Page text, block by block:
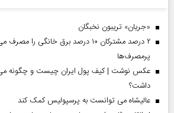
«جریان» تریبون نخبگان
۲ درصد مشترکان ۱۰ درصد برق خانگی
پرمصرف‌ها
عکس نوشت | کیف پول ایران چیست و چگونه
داشت؟
عالیشاه می توانست به پرسپولیس کمک کند